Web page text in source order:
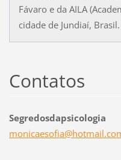
Fávaro e da AILA
cidade de Jundiaí,
Contatos
Segredosdapsicologia
monicaesofia@hot